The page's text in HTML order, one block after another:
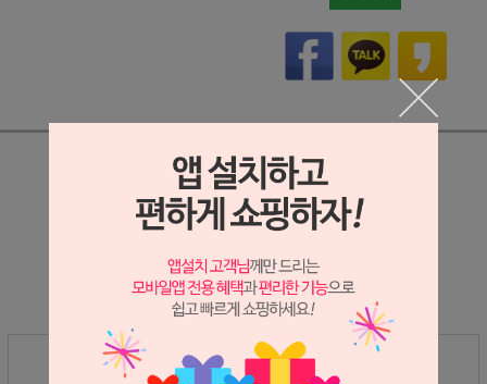
상세정보 새창 열기